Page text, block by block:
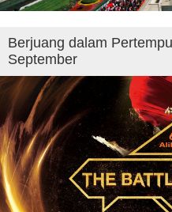
Berjuang dalam
September